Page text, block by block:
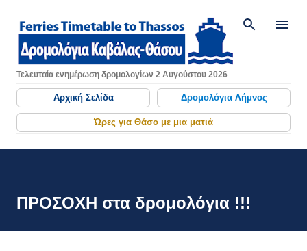
Μετάβαση στο κύριο περιεχόμενο
Τελευταία ενημέρωση δρομολογίων 2 Αυγούστου 2026
Αρχική Σελίδα Δρομολόγια Λήμνος
Ώρες για Θάσο με μια ματιά
ΠΡΟΣΟΧΗ στα δρομολόγια !!!